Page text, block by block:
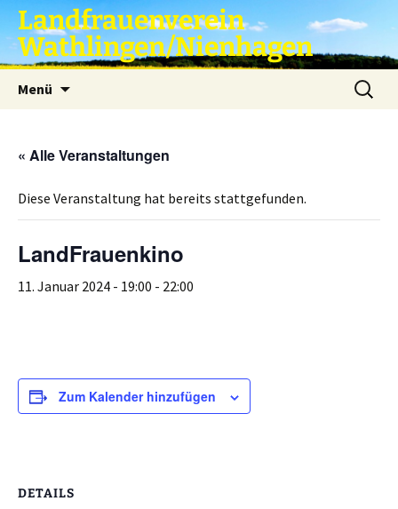
Zum
Inhalt
springen
Landfrauenverein
Wathlingen/Nienhagen
Menü
Suche
nach:
« Alle Veranstaltungen
Diese Veranstaltung hat bereits stattgefunden.
LandFrauenkino
11. Januar 2024 - 19:00 - 22:00
Zum Kalender hinzufügen
DETAILS